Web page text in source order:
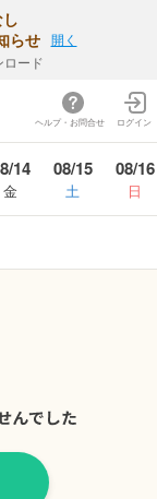
らせ
ード
開く
ヘルプ・お問合せ ログイン
14
金
08/15
土
08/16
日